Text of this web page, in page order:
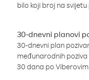
bilo koji broj na
30-dnevni planovi
30-dnevni plan
međunarodnih
30 dana po